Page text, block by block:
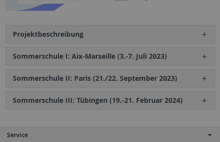
Projektbeschreibung
Sommerschule I: Aix-Marseille (3.-7. Juli 2023)
Sommerschule II: Paris (21./22. September 2023)
Sommerschule III: Tübingen (19.-21. Februar 2024)
Service